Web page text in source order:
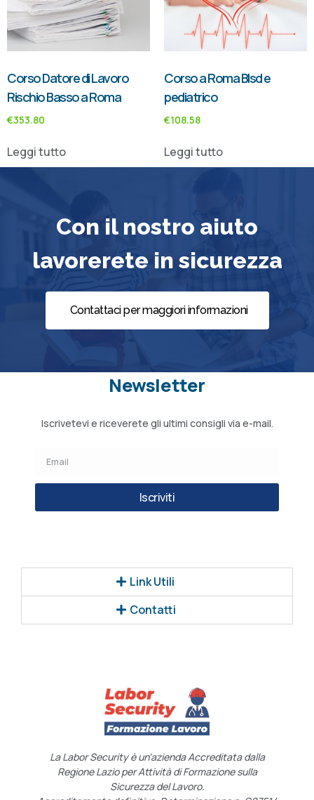
Corso Datore di Lavoro
Rischio Basso a Roma
€353.80
Leggi tutto
Corso a Roma Blsd e
pediatrico
€108.58
Leggi tutto
Con il nostro aiuto
lavorerete in sicurezza
Contattaci per maggiori informazioni
Newsletter
Iscrivetevi e riceverete gli ultimi consigli via e-mail.
Iscriviti
Link Utili
Contatti
La Labor Security è un’azienda Accreditata dalla
Regione Lazio per Attività di Formazione sulla
Sicurezza del Lavoro.